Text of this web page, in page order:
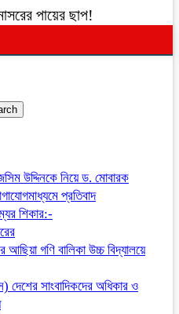
পায়ের ছাপ!
উদ্দিনকে নিয়ে ড. মোবারক
প্রতিবাদ
শিকার:-
গণি বালিকা উচ্চ বিদ্যালয়ে
দেশের সাংবাদিকদের অধিকার ও